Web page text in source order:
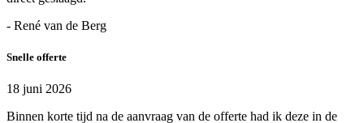
- René van de Berg
Snelle offerte
18 juni 2026
Binnen korte tijd na de aanvraag van de offerte had ik deze in de